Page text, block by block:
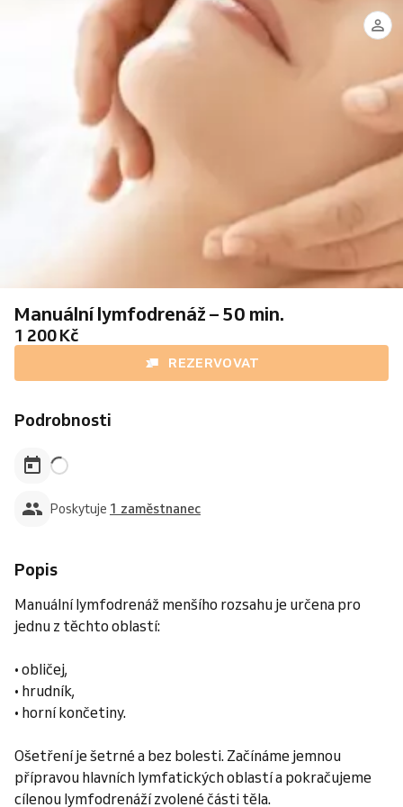
Manuální lymfodrenáž – 50 min.
1 200 Kč
REZERVOVAT
Podrobnosti
Poskytuje 1 zaměstnanec
Popis
Manuální lymfodrenáž menšího rozsahu je určena pro
jednu z těchto oblastí:
• obličej,
• hrudník,
• horní končetiny.
Ošetření je šetrné a bez bolesti. Začínáme jemnou
přípravou hlavních lymfatických oblastí a pokračujeme
cílenou lymfodrenáží zvolené části těla.
Hušbauerová,